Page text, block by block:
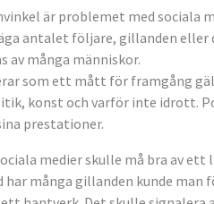
är problemet med sociala
antalet följare, gillanden
av många människor.
som ett mått för framgång
konst och varför inte idrott.
prestationer.
medier skulle må bra av
har många gillanden kunde